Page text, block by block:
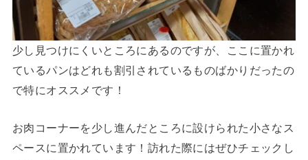
少し見つけにくいところにあるのですが、ここに置かれ
ているパンはどれも割引されているものばかりだったの
で特にオススメです！
お肉コーナーを少し進んだところに設けられた小さなス
ペースに置かれています！訪れた際にはぜひチェックし